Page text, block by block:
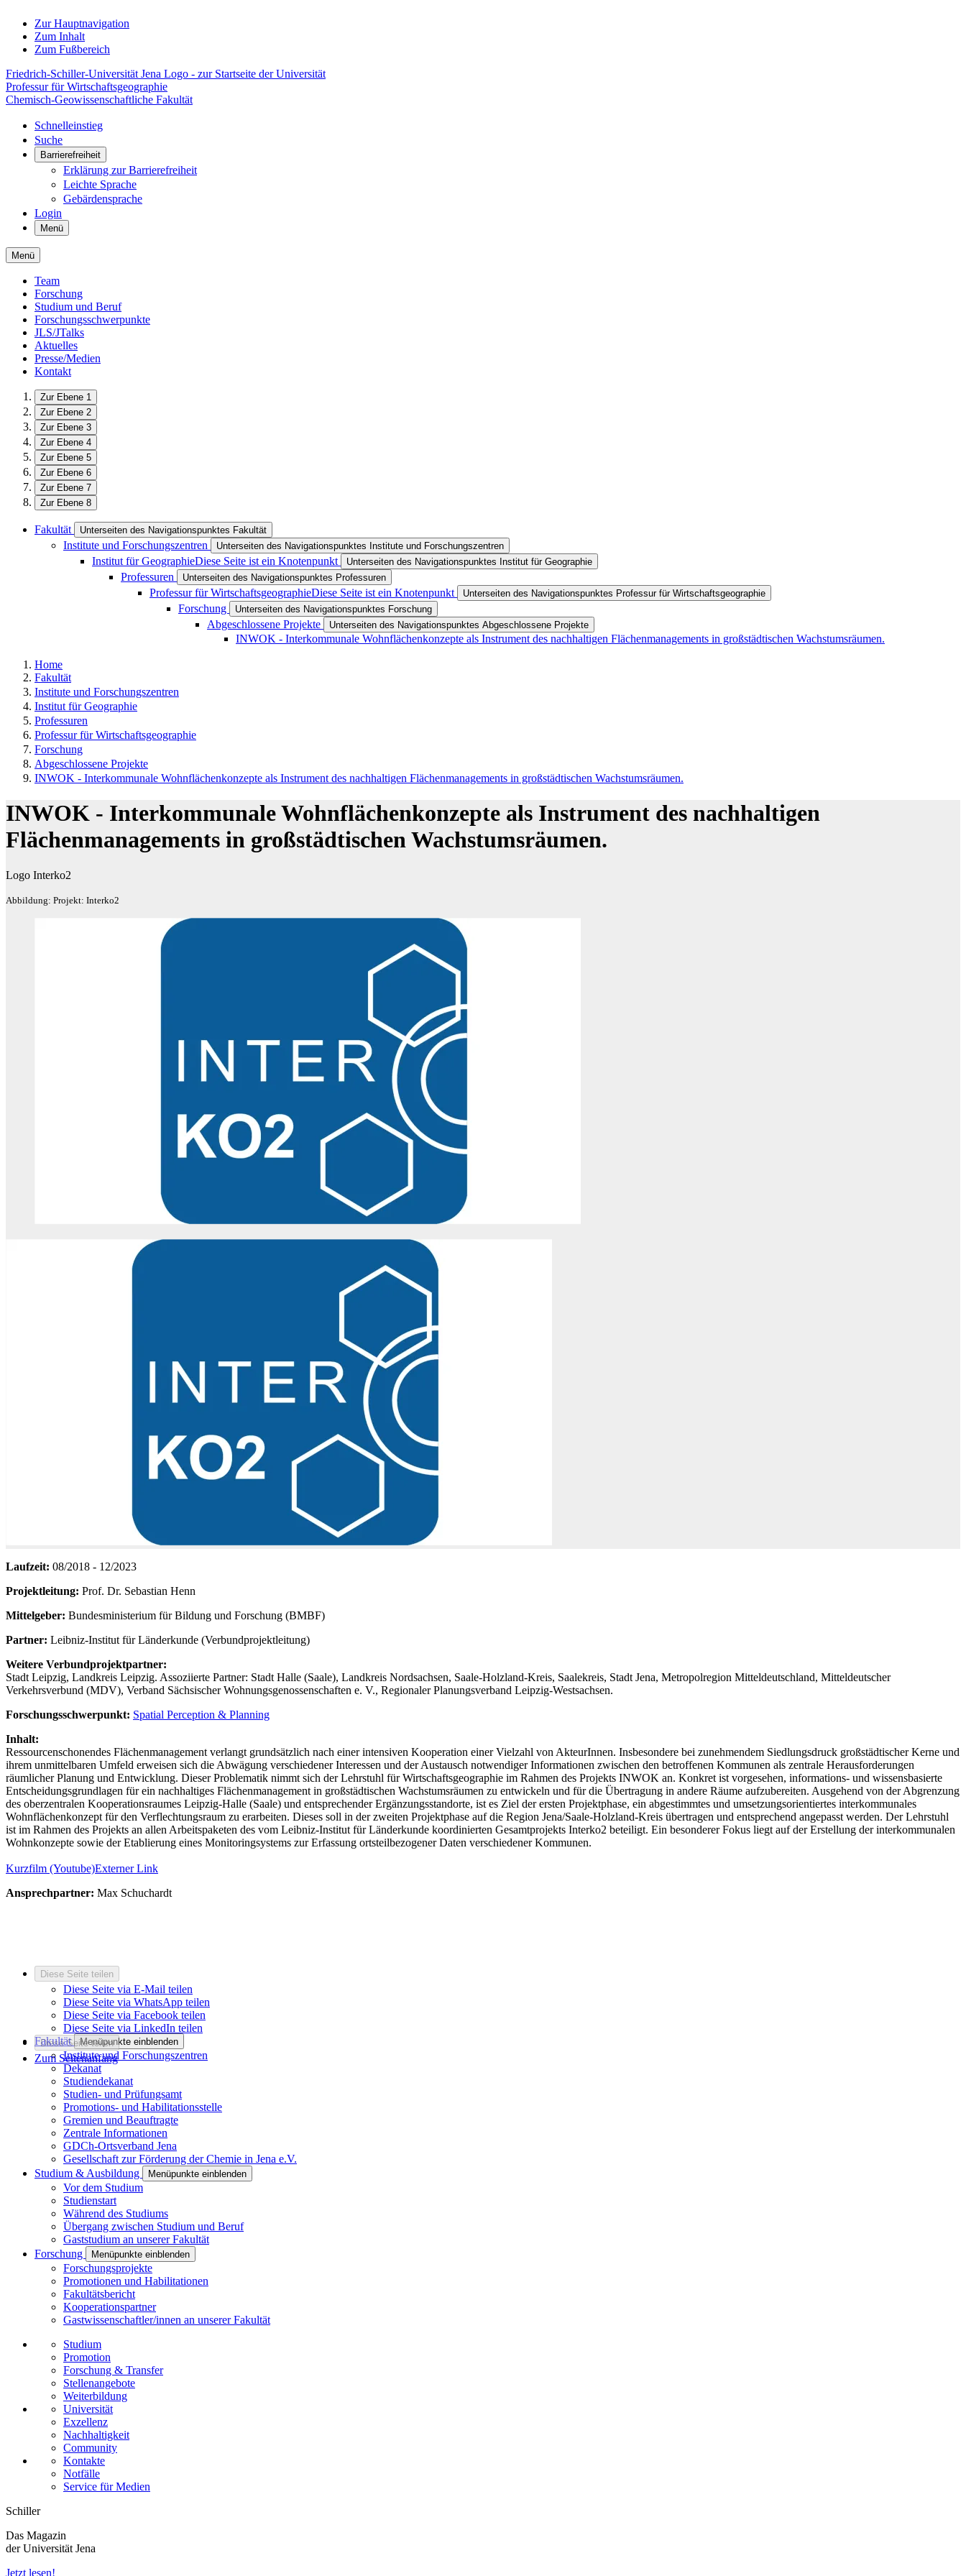
Zur Hauptnavigation
Zum Inhalt
Zum Fußbereich
Friedrich-Schiller-Universität Jena Logo - zur Startseite der Universität
Professur für Wirtschaftsgeographie
Chemisch-Geowissenschaftliche Fakultät
Schnelleinstieg
Suche
Barrierefreiheit
Erklärung zur Barrierefreiheit
Leichte Sprache
Gebärdensprache
Login
Menü
Menü
Team
Forschung
Studium und Beruf
Forschungsschwerpunkte
JLS/JTalks
Aktuelles
Presse/Medien
Kontakt
Zur Ebene 1
Zur Ebene 2
Zur Ebene 3
Zur Ebene 4
Zur Ebene 5
Zur Ebene 6
Zur Ebene 7
Zur Ebene 8
Fakultät Unterseiten des Navigationspunktes Fakultät
Institute und Forschungszentren Unterseiten des Navigationspunktes Institute und Forschungszentren
Institut für GeographieDiese Seite ist ein Knotenpunkt Unterseiten des Navigationspunktes Institut für Geographie
Professuren Unterseiten des Navigationspunktes Professuren
Professur für WirtschaftsgeographieDiese Seite ist ein Knotenpunkt Unterseiten des Navigationspunktes Professur für Wirtschaftsgeographie
Forschung Unterseiten des Navigationspunktes Forschung
Abgeschlossene Projekte Unterseiten des Navigationspunktes Abgeschlossene Projekte
INWOK - Interkommunale Wohnflächenkonzepte als Instrument des nachhaltigen Flächenmanagements in großstädtischen Wachstumsräumen.
Home
Fakultät
Institute und Forschungszentren
Institut für Geographie
Professuren
Professur für Wirtschaftsgeographie
Forschung
Abgeschlossene Projekte
INWOK - Interkommunale Wohnflächenkonzepte als Instrument des nachhaltigen Flächenmanagements in großstädtischen Wachstumsräumen.
INWOK - Interkommunale Wohnflächenkonzepte als Instrument des nachhaltigen
Flächenmanagements in großstädtischen Wachstumsräumen.
Logo Interko2
Abbildung: Projekt: Interko2
Laufzeit: 08/2018 - 12/2023
Projektleitung: Prof. Dr. Sebastian Henn
Mittelgeber: Bundesministerium für Bildung und Forschung (BMBF)
Partner: Leibniz-Institut für Länderkunde (Verbundprojektleitung)
Weitere Verbundprojektpartner:
Stadt Leipzig, Landkreis Leipzig. Assoziierte Partner: Stadt Halle (Saale), Landkreis Nordsachsen, Saale-Holzland-Kreis, Saalekreis, Stadt Jena, Metropolregion Mitteldeutschland, Mitteldeutscher
Verkehrsverbund (MDV), Verband Sächsischer Wohnungsgenossenschaften e. V., Regionaler Planungsverband Leipzig-Westsachsen.
Forschungsschwerpunkt: Spatial Perception & Planning
Inhalt:
Ressourcenschonendes Flächenmanagement verlangt grundsätzlich nach einer intensiven Kooperation einer Vielzahl von AkteurInnen. Insbesondere bei zunehmendem Siedlungsdruck großstädtischer Kerne und
ihrem unmittelbaren Umfeld erweisen sich die Abwägung verschiedener Interessen und der Austausch notwendiger Informationen zwischen den betroffenen Kommunen als zentrale Herausforderungen
räumlicher Planung und Entwicklung. Dieser Problematik nimmt sich der Lehrstuhl für Wirtschaftsgeographie im Rahmen des Projekts INWOK an. Konkret ist vorgesehen, informations- und wissensbasierte
Entscheidungsgrundlagen für ein nachhaltiges Flächenmanagement in großstädtischen Wachstumsräumen zu entwickeln und für die Übertragung in andere Räume aufzubereiten. Ausgehend von der Abgrenzung
des oberzentralen Kooperationsraumes Leipzig-Halle (Saale) und entsprechender Ergänzungsstandorte, ist es Ziel der ersten Projektphase, ein abgestimmtes und umsetzungsorientiertes interkommunales
Wohnflächenkonzept für den Verflechtungsraum zu erarbeiten. Dieses soll in der zweiten Projektphase auf die Region Jena/Saale-Holzland-Kreis übertragen und entsprechend angepasst werden. Der Lehrstuhl
ist im Rahmen des Projekts an allen Arbeitspaketen des vom Leibniz-Institut für Länderkunde koordinierten Gesamtprojekts Interko2 beteiligt. Ein besonderer Fokus liegt auf der Erstellung der interkommunalen
Wohnkonzepte sowie der Etablierung eines Monitoringsystems zur Erfassung ortsteilbezogener Daten verschiedener Kommunen.
Kurzfilm (Youtube)Externer Link
Ansprechpartner: Max Schuchardt
Diese Seite teilen
Diese Seite via E-Mail teilen
Diese Seite via WhatsApp teilen
Diese Seite via Facebook teilen
Diese Seite via LinkedIn teilen
Diese Seite teilen
Zum Seitenanfang
Fakultät Menüpunkte einblenden
Institute und Forschungszentren
Dekanat
Studiendekanat
Studien- und Prüfungsamt
Promotions- und Habilitationsstelle
Gremien und Beauftragte
Zentrale Informationen
GDCh-Ortsverband Jena
Gesellschaft zur Förderung der Chemie in Jena e.V.
Studium & Ausbildung
Menüpunkte einblenden
Vor dem Studium
Studienstart
Während des Studiums
Übergang zwischen Studium und Beruf
Gaststudium an unserer Fakultät
Forschung
Menüpunkte einblenden
Forschungsprojekte
Promotionen und Habilitationen
Fakultätsbericht
Kooperationspartner
Gastwissenschaftler/innen an unserer Fakultät
Studium
Promotion
Forschung & Transfer
Stellenangebote
Weiterbildung
Universität
Exzellenz
Nachhaltigkeit
Community
Kontakte
Notfälle
Service für Medien
Schiller
Das Magazin
der Universität Jena
Jetzt lesen!